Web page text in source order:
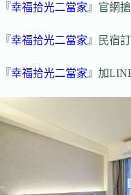
『幸福拾光二當家 』官網
『幸福拾光二當家 』民宿
『幸福拾光二當家 』加